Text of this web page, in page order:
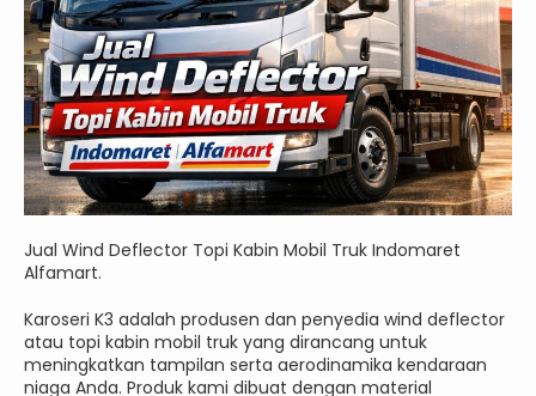
Jual Wind Deflector Topi Kabin Mobil Truk Indomaret
Alfamart.
Karoseri K3 adalah produsen dan penyedia wind deflector
atau topi kabin mobil truk yang dirancang untuk
meningkatkan tampilan serta aerodinamika kendaraan
niaga Anda. Produk kami dibuat dengan material